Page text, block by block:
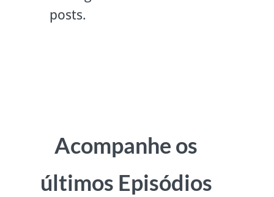
posts.
Acompanhe os
últimos Episódios